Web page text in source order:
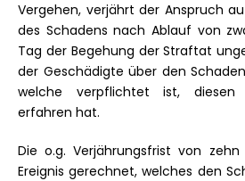
Vergehen, verjährt der Anspruch
des Schadens nach Ablauf von
Tag der Begehung der Straftat
der Geschädigte über den
welche verpflichtet ist, diesen
erfahren hat.
Die o.g. Verjährungsfrist von
Ereignis gerechnet, welches den